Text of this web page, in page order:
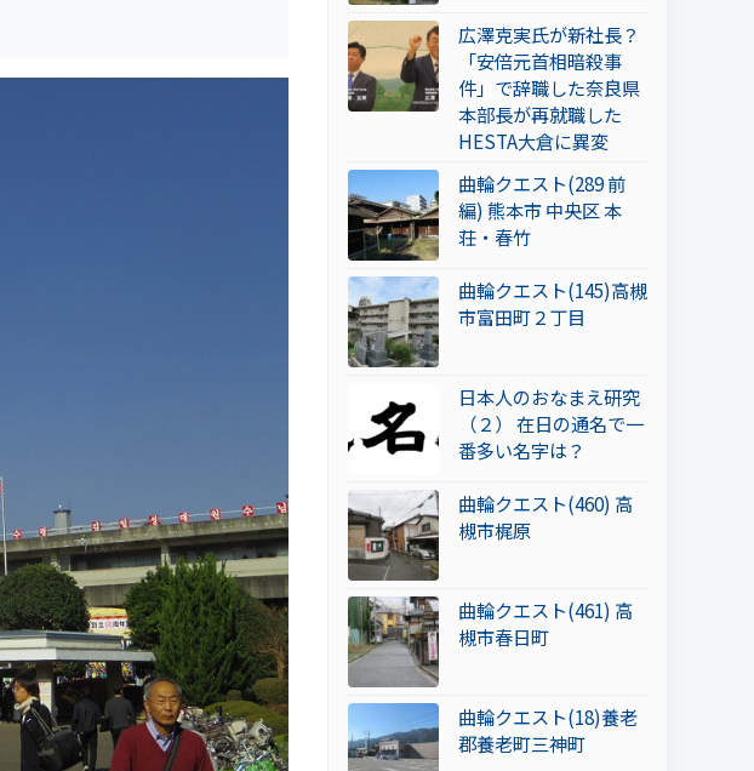
広澤克実氏が新社長？
「安倍元首相暗殺事
件」で辞職した奈良県
本部長が再就職した
HESTA大倉に異変
曲輪クエスト(289 前
編) 熊本市 中央区 本
荘・春竹
曲輪クエスト(145)高槻
市富田町２丁目
日本人のおなまえ研究
（２） 在日の通名で一
番多い名字は？
曲輪クエスト(460) 高
槻市梶原
曲輪クエスト(461) 高
槻市春日町
曲輪クエスト(18)養老
郡養老町三神町